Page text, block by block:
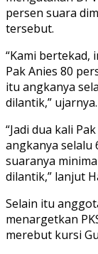
persen suara
tersebut.
“Kami bertekad,
Pak Anies 80
itu angkanya
dilantik,” ujarnya.
“Jadi dua kali
angkanya selalu
suaranya
dilantik,” lanjut
Selain itu
menargetkan
merebut kursi